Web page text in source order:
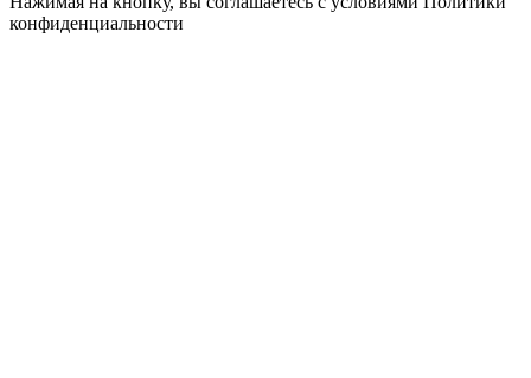
конфиденциальности